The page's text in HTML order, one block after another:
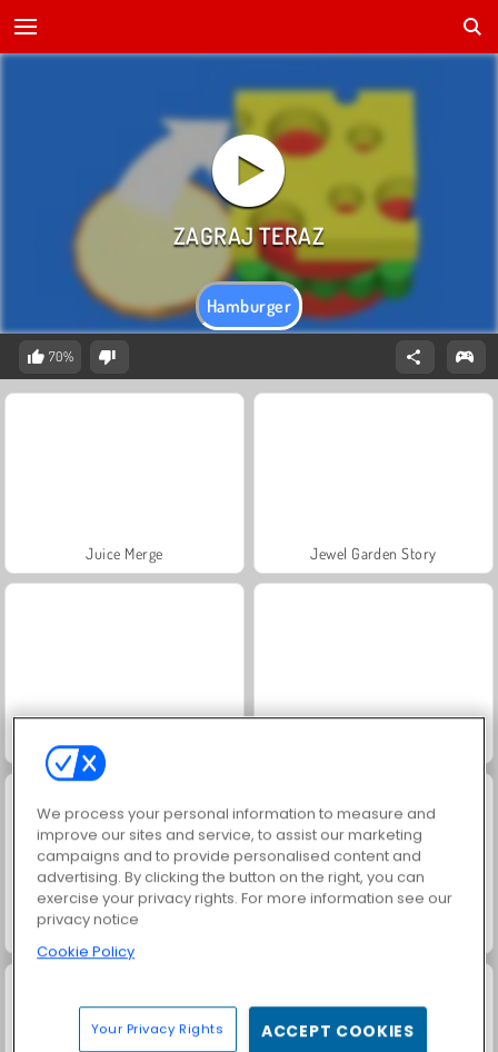
Hamburger
70%
Juice Merge Jewel Garden Story
Grand Mahjong Connect
Masha and the Bear: Meadows
We process your personal information to measure and
improve our sites and service, to assist our marketing
campaigns and to provide personalised content and
advertising. By clicking the button on the right, you can
exercise your privacy rights. For more information see our
privacy notice
Cookie Policy
Your Privacy Rights ACCEPT COOKIES